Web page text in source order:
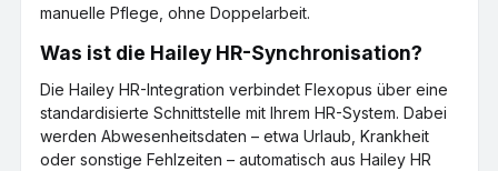
manuelle Pflege, ohne Doppelarbeit.
Was ist die Hailey HR-Synchronisation?
Die Hailey HR-Integration verbindet Flexopus über eine
standardisierte Schnittstelle mit Ihrem HR-System. Dabei
werden Abwesenheitsdaten – etwa Urlaub, Krankheit
oder sonstige Fehlzeiten – automatisch aus Hailey HR